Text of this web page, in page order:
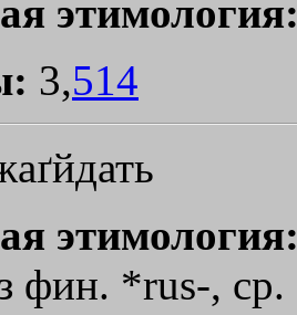
3,514
фин. *ruѕ-, ср.